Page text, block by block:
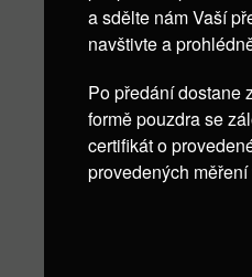
a sdělte nám Vaší
navštivte a
Po předání dostane
formě pouzdra se
certifikát o
provedených měření